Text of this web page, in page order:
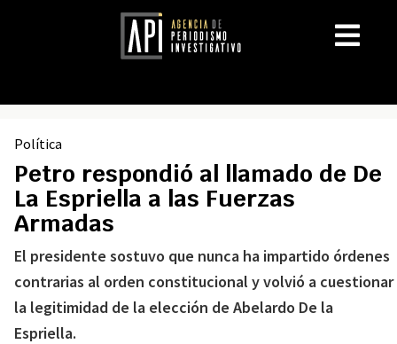
Política
Petro respondió al llamado de De
La Espriella a las Fuerzas
Armadas
El presidente sostuvo que nunca ha impartido órdenes
contrarias al orden constitucional y volvió a cuestionar
la legitimidad de la elección de Abelardo De la
Espriella.